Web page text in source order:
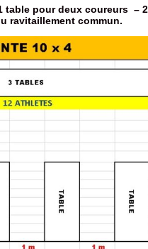
table pour deux coureurs –
ravitaillement commun.